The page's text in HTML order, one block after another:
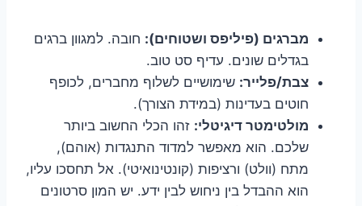
מברגים (פיליפס ושטוחים): חובה. למגוון ברגים
בגדלים שונים. עדיף סט טוב.
צבת/פלייר: שימושיים לשלוף מחברים, לכופף
חוטים בעדינות (במידת הצורך).
מולטימטר דיגיטלי: זהו הכלי החשוב ביותר
שלכם. הוא מאפשר למדוד התנגדות (אוהם),
מתח (וולט) ורציפות (קונטינואיטי). אל תחסכו עליו,
הוא ההבדל בין ניחוש לבין ידע. יש המון סרטונים